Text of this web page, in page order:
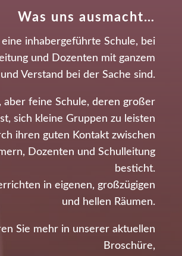
Was uns ausmacht…
inhabergeführte Schule, bei
und Dozenten mit ganzem
Verstand bei der Sache sind.
aber feine Schule, deren großer
sich kleine Gruppen zu leisten
ihren guten Kontakt zwischen
Dozenten und Schulleitung
besticht.
in eigenen, großzügigen
und hellen Räumen.
Sie mehr in unserer aktuellen
Broschüre,